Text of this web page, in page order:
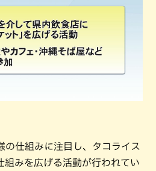
の仕組みに注目し、タコライス
組みを広げる活動が行われてい